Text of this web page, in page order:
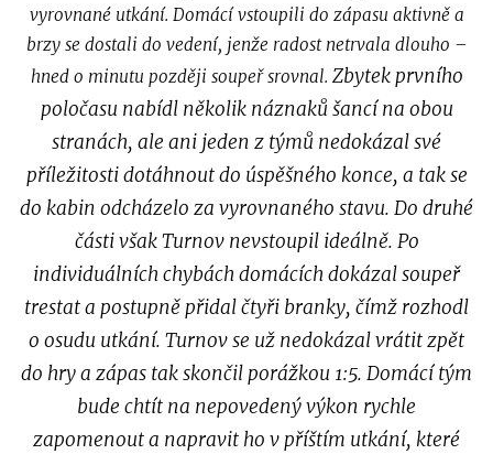
vyrovnané utkání. Domácí vstoupili do zápasu aktivně a
brzy se dostali do vedení, jenže radost netrvala dlouho –
hned o minutu později soupeř srovnal. Zbytek prvního
poločasu nabídl několik náznaků šancí na obou
stranách, ale ani jeden z týmů nedokázal své
příležitosti dotáhnout do úspěšného konce, a tak se
do kabin odcházelo za vyrovnaného stavu. Do druhé
části však Turnov nevstoupil ideálně. Po
individuálních chybách domácích dokázal soupeř
trestat a postupně přidal čtyři branky, čímž rozhodl
o osudu utkání. Turnov se už nedokázal vrátit zpět
do hry a zápas tak skončil porážkou 1:5. Domácí tým
bude chtít na nepovedený výkon rychle
zapomenout a napravit ho v příštím utkání, které